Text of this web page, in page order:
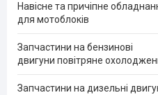
Навісне та причіпне
для мотоблоків
Запчастини на бензинові
двигуни повітряне
Запчастини на дизельні